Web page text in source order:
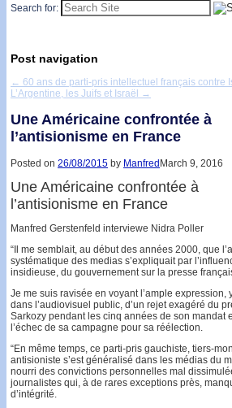
Search for:
Post navigation
← 60 ans de parti-pris intellectuel français contre
L’Argentine, les Juifs et Israël
→
Une Américaine confrontée à
l’antisionisme en France
Posted on 26/08/2015 by Manfred March 9, 2016
Une Américaine confrontée à
l’antisionisme en France
Manfred Gerstenfeld interviewe Nidra Poller
“Il me semblait, au début des années 2000, que
systématique des medias s’expliquait par
insidieuse, du gouvernement sur la presse
Je me suis ravisée en voyant l’ample expression,
dans l’audiovisuel public, d’un rejet exagéré du
Sarkozy pendant les cinq années de son mandat
l’échec de sa campagne pour sa réélection.
“En même temps, ce parti-pris gauchiste, tiers-
antisioniste s’est généralisé dans les médias du
nourri des convictions personnelles mal
journalistes qui, à de rares exceptions près,
d’intégrité.